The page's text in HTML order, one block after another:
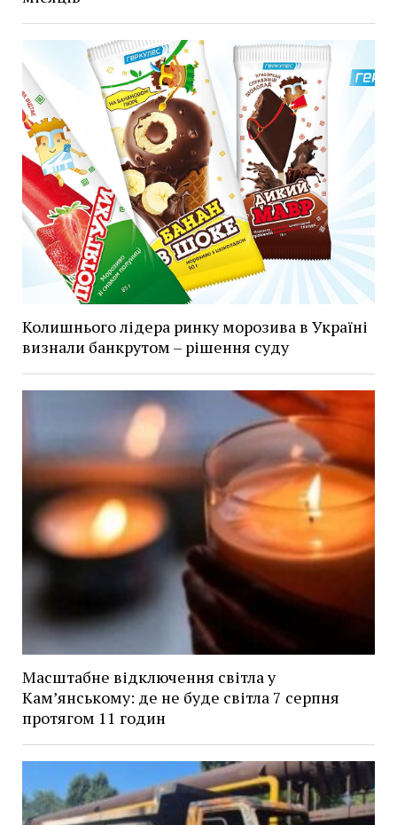
Колишнього лідера ринку морозива в Україні
визнали банкрутом – рішення суду
Масштабне відключення світла у
Кам’янському: де не буде світла 7 серпня
протягом 11 годин